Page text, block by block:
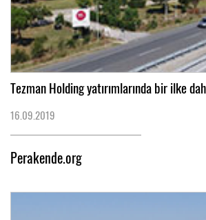
Tezman Holding yatırımlarında bir ilke
16.09.2019
Perakende.org